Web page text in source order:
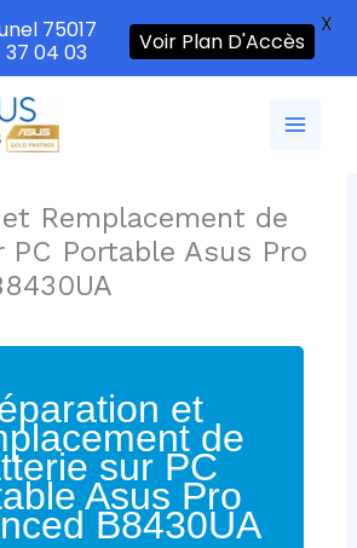
Remplacement de
PC Portable Asus Pro
et
de
sur PC
Asus Pro
B8430UA
75017
37 04 03
Voir Plan D'Accès
X